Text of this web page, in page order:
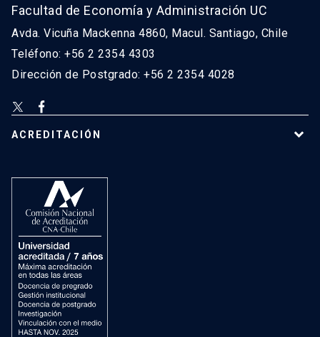
Facultad de Economía y Administración UC
Avda. Vicuña Mackenna 4860, Macul. Santiago, Chile
Teléfono: +56 2 2354 4303
Dirección de Postgrado: +56 2 2354 4028
ACREDITACIÓN